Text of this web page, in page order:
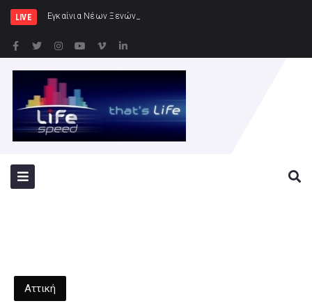
LIVE Εγκαίνια Νέων Ξενώνων στη ν. Ρω
Αττική